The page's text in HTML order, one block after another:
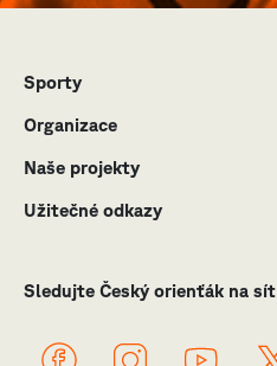
Sledujte Český orienťák na
Sporty
Organizace
Naše projekty
Užitečné odkazy